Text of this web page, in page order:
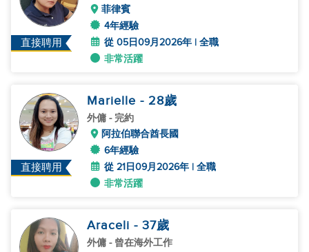
直接聘用
菲律賓
4年經驗
從 05日09月2026年 | 全職
非常活躍
直接聘用
Marielle - 28歲
外傭 - 完約
阿拉伯聯合酋長國
6年經驗
從 21日09月2026年 | 全職
非常活躍
Araceli - 37歲
外傭 - 曾在海外工作